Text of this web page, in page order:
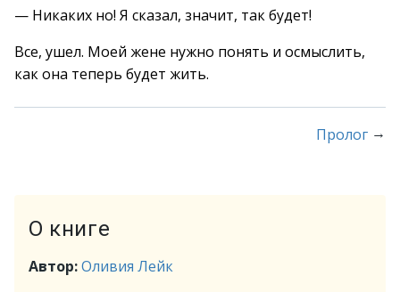
— Никаких но! Я сказал, значит, так будет!
Все, ушел. Моей жене нужно понять и осмыслить,
как она теперь будет жить.
Пролог →
О книге
Автор:Оливия Лейк